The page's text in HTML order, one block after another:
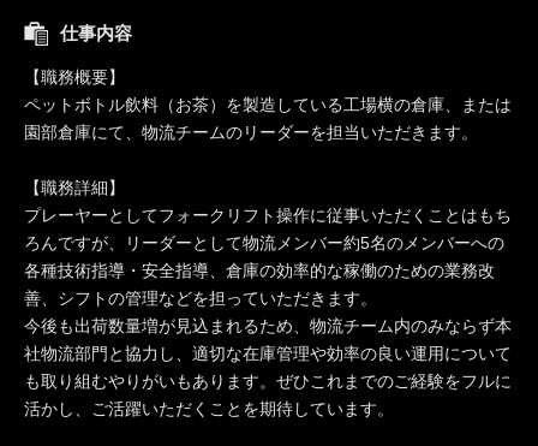
仕事内容
【職務概要】
ペットボトル飲料（お茶）を製造している工場横の倉庫、または
園部倉庫にて、物流チームのリーダーを担当いただきます。
【職務詳細】
プレーヤーとしてフォークリフト操作に従事いただくことはもち
ろんですが、リーダーとして物流メンバー約5名のメンバーへの
各種技術指導・安全指導、倉庫の効率的な稼働のための業務改
善、シフトの管理などを担っていただきます。
今後も出荷数量増が見込まれるため、物流チーム内のみならず本
社物流部門と協力し、適切な在庫管理や効率の良い運用について
も取り組むやりがいもあります。ぜひこれまでのご経験をフルに
活かし、ご活躍いただくことを期待しています。